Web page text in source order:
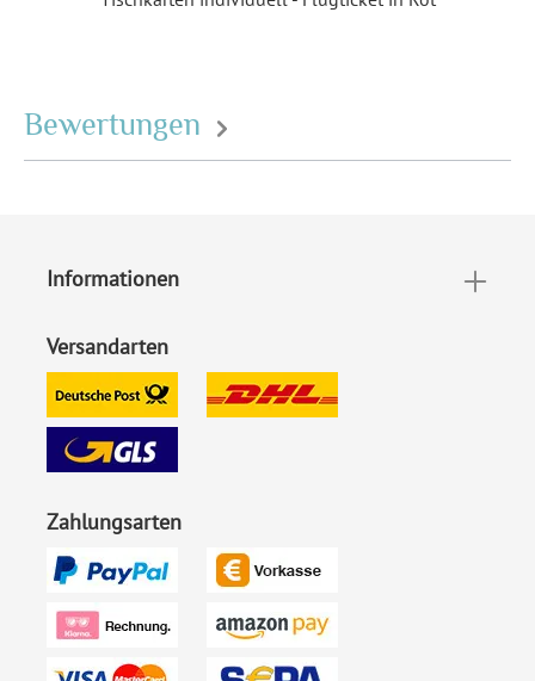
4251069631636
Bewertungen
Informationen
Versandarten
Zahlungsarten